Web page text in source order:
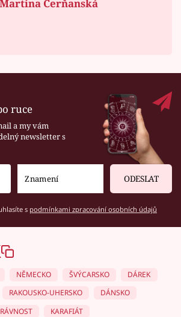
Martina Čerňanská
ruce
a my vám
newsletter s
ODESLAT
s podmínkami zpracování osobních údajů
NĚMECKO ŠVÝCARSKO
DÁREK
RAKOUSKO-UHERSKO
DÁNSKO
KARAFIÁT